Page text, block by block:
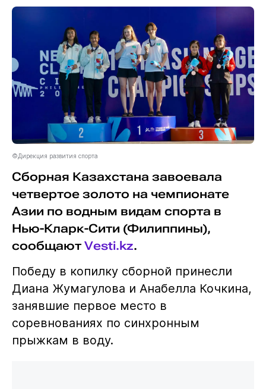
©Дирекция развития спорта
Сборная Казахстана завоевала
четвертое золото на чемпионате
Азии по водным видам спорта в
Нью-Кларк-Сити (Филиппины),
сообщают Vesti.kz.
Победу в копилку сборной принесли
Диана Жумагулова и Анабелла Кочкина,
занявшие первое место в
соревнованиях по синхронным
прыжкам в воду.